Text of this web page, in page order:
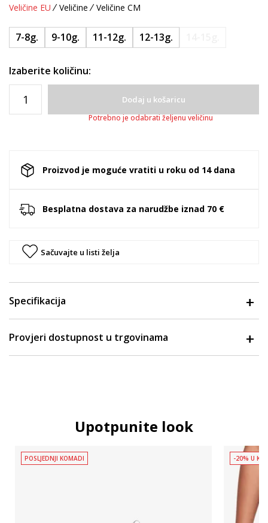
Veličine EU Veličine Veličine CM
7-8g. 9-10g. 11-12g. 12-13g.
Izaberite količinu:
Dodaj u košaricu
Potrebno je odabrati željenu veličinu
Proizvod je moguće vratiti u roku od 14 dana
Besplatna dostava za narudžbe iznad 70 €
Sačuvajte u listi želja
Specifikacija
Provjeri dostupnost u trgovinama
Upotpunite look
POSLJEDNJI KOMADI -20% U